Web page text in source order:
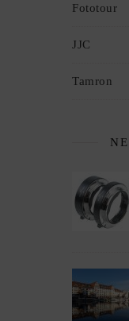
Fototour
JJC
Tamron